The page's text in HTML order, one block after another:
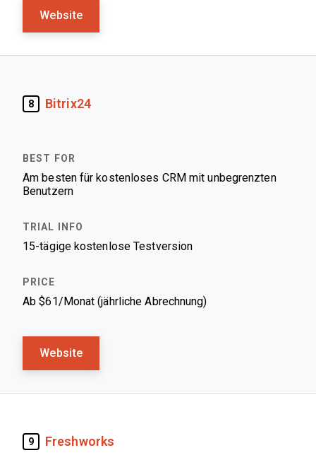
Website
8 Bitrix24
Am besten für kostenloses CRM mit unbegrenzten
Benutzern
15-tägige kostenlose Testversion
Ab $61/Monat (jährliche Abrechnung)
Website
9 Freshworks